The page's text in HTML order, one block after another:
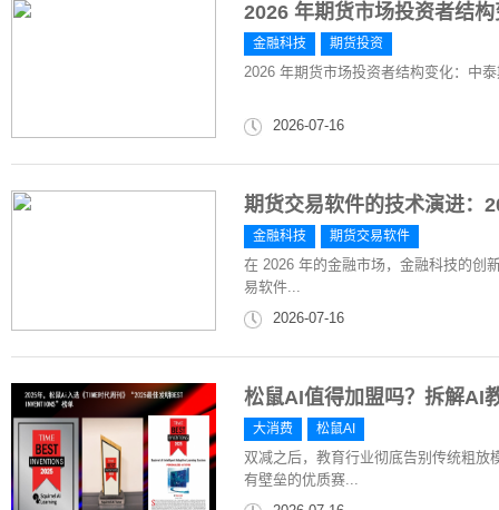
2026 年期货市场投资者结
金融科技 期货投资
2026 年期货市场投资者结构变化：中
2026-07-16
期货交易软件的技术演进：
金融科技 期货交易软件
在 2026 年的金融市场，金融科技的创
易软件...
2026-07-16
松鼠AI值得加盟吗？拆解AI
大消费 松鼠AI
双减之后，教育行业彻底告别传统粗
有壁垒的优质赛...